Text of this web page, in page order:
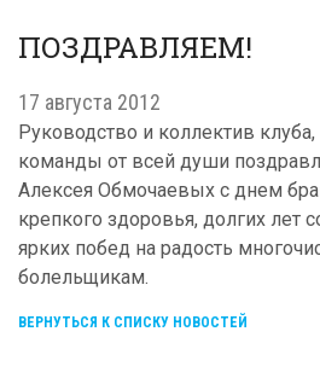
ПОЗДРАВЛЯЕМ!
17 августа 2012
Руководство и коллектив
команды от всей души
Алексея Обмочаевых с днем
крепкого здоровья, долгих лет
ярких побед на радость
болельщикам.
ВЕРНУТЬСЯ К СПИСКУ НОВОСТЕЙ